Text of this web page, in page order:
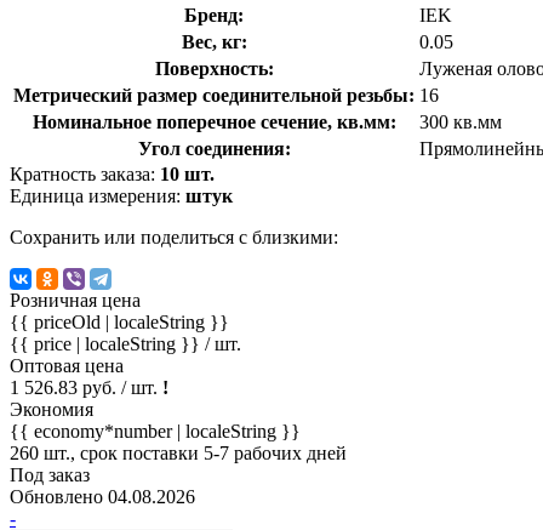
Бренд:
IEK
Вес, кг:
0.05
Поверхность:
Луженая
Метрический размер соединительной резьбы: 16
Номинальное поперечное сечение, кв.мм:
300 кв.мм
Угол соединения:
Кратность заказа: 10 шт.
Единица измерения: штук
Сохранить или поделиться с близкими:
Розничная цена
{{ priceOld | localeString }}
{{ price | localeString }} / шт.
Оптовая цена
1 526.83 руб. / шт. !
Экономия
{{ economy*number | localeString }}
260 шт., срок поставки 5-7 рабочих дней
Под заказ
Обновлено 04.08.2026
-